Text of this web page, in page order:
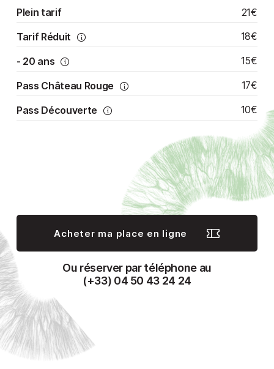
Plein tarif 21€
Tarif Réduit 18€
- 20 ans 15€
Pass Château Rouge 17€
Pass Découverte 10€
Acheter ma place en ligne
Ou réserver par téléphone au
(+33) 04 50 43 24 24